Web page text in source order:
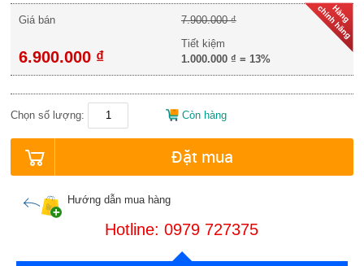
Giá bán
6.900.000 ₫
7.900.000 ₫
Tiết kiệm
1.000.000 ₫ = 13%
Chọn số lượng: Còn hàng
Đặt mua
Hướng dẫn mua hàng
Hotline: 0979 727375